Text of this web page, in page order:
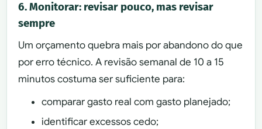
6. Monitorar: revisar pouco, mas revisar
sempre
Um orçamento quebra mais por abandono do que
por erro técnico. A revisão semanal de 10 a 15
minutos costuma ser suficiente para:
comparar gasto real com gasto planejado;
identificar excessos cedo;